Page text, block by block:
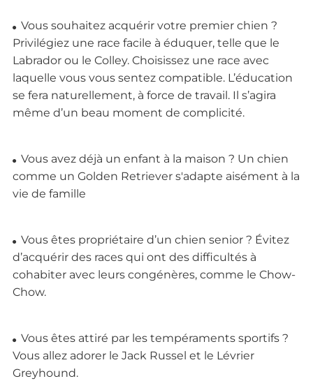
Vous souhaitez acquérir votre premier chien ?
Privilégiez une race facile à éduquer, telle que le
Labrador ou le Colley. Choisissez une race avec
laquelle vous vous sentez compatible. L’éducation
se fera naturellement, à force de travail. Il s’agira
même d’un beau moment de complicité.
Vous avez déjà un enfant à la maison ? Un chien
comme un Golden Retriever s'adapte aisément à la
vie de famille
Vous êtes propriétaire d’un chien senior ? Évitez
d’acquérir des races qui ont des difficultés à
cohabiter avec leurs congénères, comme le Chow-
Chow.
Vous êtes attiré par les tempéraments sportifs ?
Vous allez adorer le Jack Russel et le Lévrier
Greyhound.